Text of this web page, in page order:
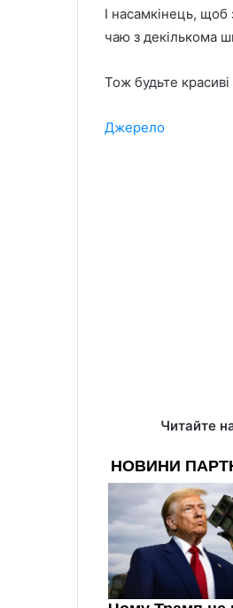
І насамкінець,
чаю з декількома
Тож будьте
Джерело
Читайте